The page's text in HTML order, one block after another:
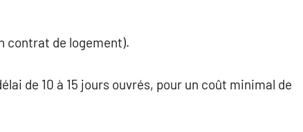
contrat de logement).
de 10 à 15 jours ouvrés, pour un coût minimal de